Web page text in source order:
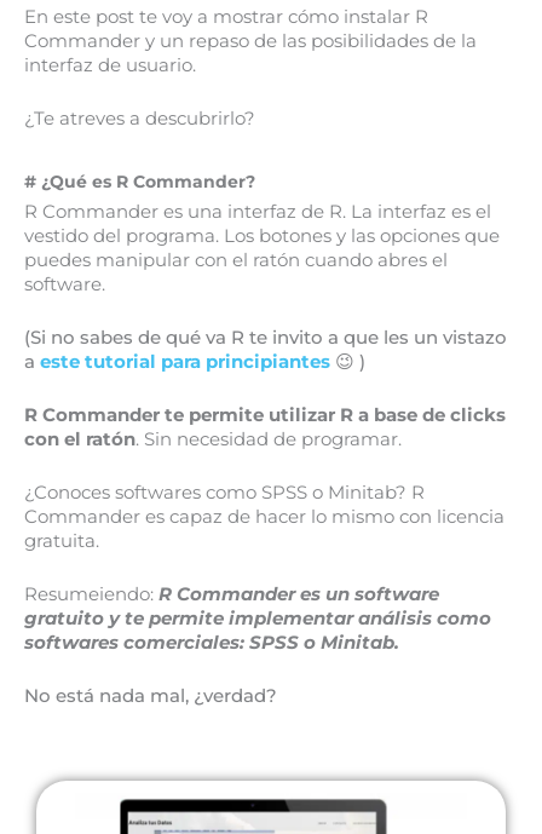
En este post te voy a mostrar cómo instalar R
Commander y un repaso de las posibilidades de la
interfaz de usuario.
¿Te atreves a descubrirlo?
# ¿Qué es R Commander?
R Commander es una interfaz de R. La interfaz es el
vestido del programa. Los botones y las opciones que
puedes manipular con el ratón cuando abres el
software.
(Si no sabes de qué va R te invito a que les un vistazo
a este tutorial para principiantes 😉 )
R Commander te permite utilizar R a base de clicks
con el ratón. Sin necesidad de programar.
¿Conoces softwares como SPSS o Minitab? R
Commander es capaz de hacer lo mismo con licencia
gratuita.
Resumeiendo: R Commander es un software
gratuito y te permite implementar análisis como
softwares comerciales: SPSS o Minitab.
No está nada mal, ¿verdad?